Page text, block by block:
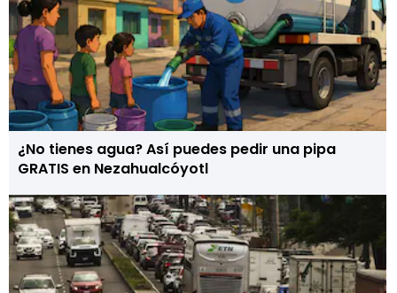
¿No tienes agua? Así puedes pedir una pipa
GRATIS en Nezahualcóyotl